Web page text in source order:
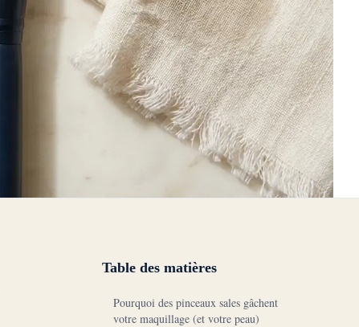
Table des matières
Pourquoi des pinceaux sales gâchent
votre maquillage (et votre peau)